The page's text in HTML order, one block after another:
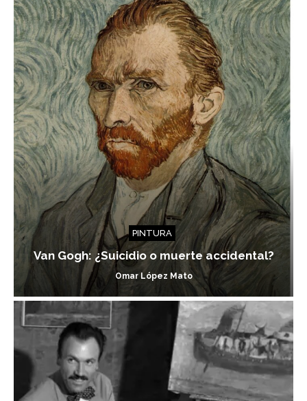
PINTURA
Van Gogh: ¿Suicidio o muerte accidental?
Omar López Mato